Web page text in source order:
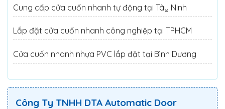
Cung cấp cửa cuốn nhanh tự động tại Tây Ninh
Lắp đặt cửa cuốn nhanh công nghiệp tại TPHCM
Cửa cuốn nhanh nhựa PVC lắp đặt tại Bình Dương
Công Ty TNHH DTA Automatic Door